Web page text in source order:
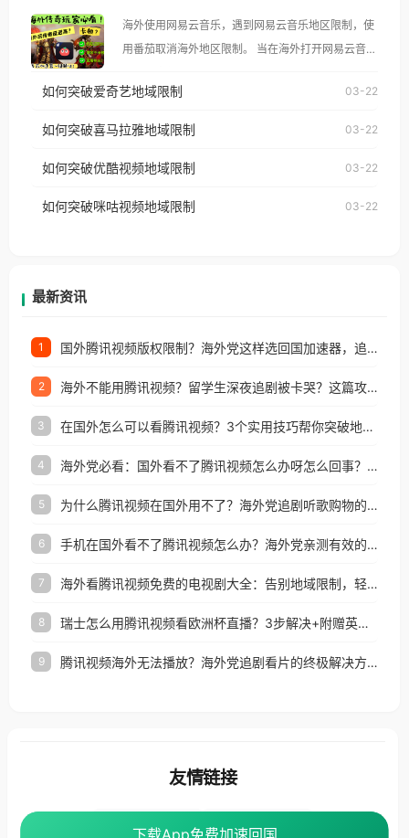
像其他音乐平台一样，出现地区及版权限制问题，且
仅能在中国大陆地区播放。 遇到这个问题的朋友们，
使用番茄回国加速器，即可解决「海外用户收听腾讯
台湾、美国、加拿大、澳大利亚、欧洲等国家和地区
权限制所困扰。
海外使用网易云音乐，遇到网易云音乐地区限制，使
用番茄取消海外地区限制。 当在海外打开网易云音
播放”的提示语。 海外用户如香港、澳门、台湾、美
国、加拿大、澳大利亚、欧洲等国家和地区时，网易
制问题，且仅能在中国大陆地区播放。 遇到这个问题
户收听网易云音乐地区版权限制」的问题，无论人在
如何突破爱奇艺地域限制 03-22
如何突破喜马拉雅地域限制 03-22
如何突破优酷视频地域限制 03-22
如何突破咪咕视频地域限制 03-22
最新资讯
1 国外腾讯视频版权限制？海外党这样选回国加速器，追剧听歌办事全搞定
2 海外不能用腾讯视频？留学生深夜追剧被卡哭？这篇攻略帮你一键回国看剧听歌
3 在国外怎么可以看腾讯视频？3个实用技巧帮你突破地域限制（附避坑指南）
4 海外党必看：国外看不了腾讯视频怎么办呀怎么回事？3步解决地区限制
5 为什么腾讯视频在国外用不了？海外党追剧听歌购物的终极解决方案
6 手机在国外看不了腾讯视频怎么办？海外党亲测有效的追剧自由指南
7 海外看腾讯视频免费的电视剧大全：告别地域限制，轻松追剧的实用指南
8 瑞士怎么用腾讯视频看欧洲杯直播？3步解决+附赠英国多米音乐爱奇艺省钱攻略
9 腾讯视频海外无法播放？海外党追剧看片的终极解决方案来了
下载App免费加速回国
下载App免费加速回国
友情链接